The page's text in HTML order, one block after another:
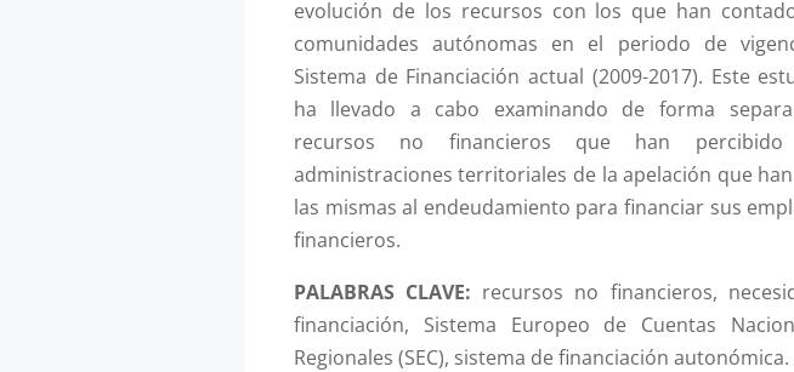
evolución de los recursos con los que han
comunidades autónomas en el periodo de
Sistema de Financiación actual (2009-2017). Este
ha llevado a cabo examinando de forma
recursos no financieros que han percibido
administraciones territoriales de la apelación que
las mismas al endeudamiento para financiar sus
financieros.
PALABRAS CLAVE: recursos no financieros,
financiación, Sistema Europeo de Cuentas
Regionales (SEC), sistema de financiación autonómica.